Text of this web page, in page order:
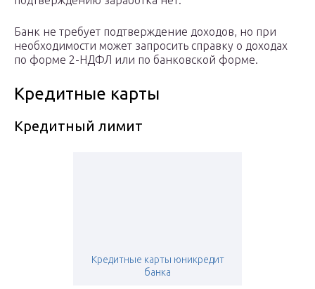
Банк не требует подтверждение доходов, но при
необходимости может запросить справку о доходах
по форме 2-НДФЛ или по банковской форме.
Кредитные карты
Кредитный лимит
Кредитные карты юникредит
банка